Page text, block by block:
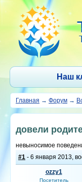
Наш
Главная → Форум →
довели
невыносимое
#1 - 6 января 2013,
ozzy1
Посетитель